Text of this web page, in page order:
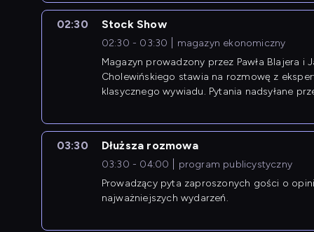
02:30 Stock Show
02:30 - 03:30
magazyn ekonomiczny
Magazyn prowadzony przez Pawła Blajera i
Cholewińskiego stawia na rozmowę z
klasycznego wywiadu. Pytania nadsyłane
03:30 Dłuższa rozmowa
03:30 - 04:00
program publicystyczny
Prowadzący pyta zaproszonych gości o
najważniejszych wydarzeń.